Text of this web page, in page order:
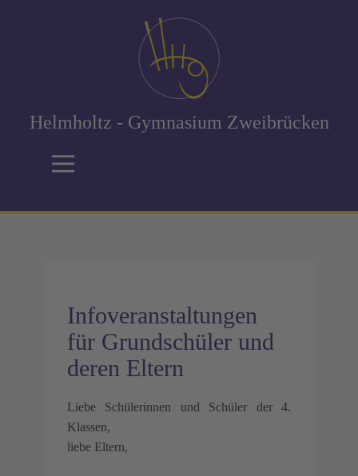
Helmholtz - Gymnasium Zweibrücken
Infoveranstaltungen
für Grundschüler und
deren Eltern
Liebe Schülerinnen und Schüler der 4.
Klassen,
liebe Eltern,